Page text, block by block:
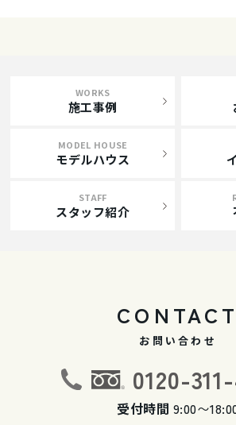
WORKS
施工事例
MODEL HOUSE
モデルハウス
STAFF
スタッフ紹介
CONTACT
お問い合わせ
0120-
受付時間 9:00〜